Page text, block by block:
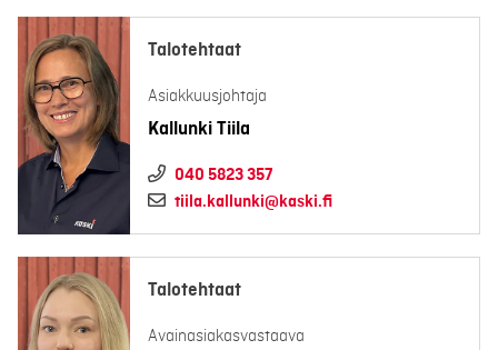
Talotehtaat
Asiakkuusjohtaja
Kallunki Tiila
040 5823 357
tiila.kallunki@kaski.fi
Talotehtaat
Avainasiakasvastaava